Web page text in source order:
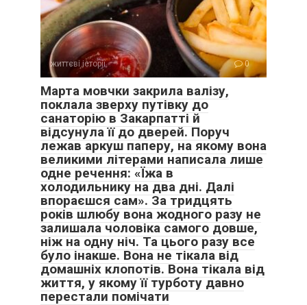
життєві історії 0
Марта мовчки закрила валізу,
поклала зверху путівку до
санаторію в Закарпатті й
відсунула її до дверей. Поруч
лежав аркуш паперу, на якому вона
великими літерами написала лише
одне речення: «Їжа в
холодильнику на два дні. Далі
впораєшся сам». За тридцять
років шлюбу вона жодного разу не
залишала чоловіка самого довше,
ніж на одну ніч. Та цього разу все
було інакше. Вона не тікала від
домашніх клопотів. Вона тікала від
життя, у якому її турботу давно
перестали помічати